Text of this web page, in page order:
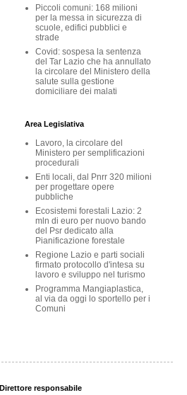
Piccoli comuni: 168 milioni
per la messa in sicurezza di
scuole, edifici pubblici e
strade
Covid: sospesa la sentenza
del Tar Lazio che ha annullato
la circolare del Ministero della
salute sulla gestione
domiciliare dei malati
Area Legislativa
Lavoro, la circolare del
Ministero per semplificazioni
procedurali
Enti locali, dal Pnrr 320 milioni
per progettare opere
pubbliche
Ecosistemi forestali Lazio: 2
mln di euro per nuovo bando
del Psr dedicato alla
Pianificazione forestale
Regione Lazio e parti sociali
firmato protocollo d'intesa su
lavoro e sviluppo nel turismo
Programma Mangiaplastica,
al via da oggi lo sportello per i
Comuni
Direttore responsabile